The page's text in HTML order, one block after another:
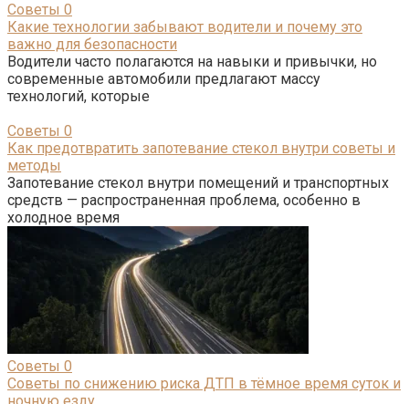
Советы 0
Какие технологии забывают водители и почему это
важно для безопасности
Водители часто полагаются на навыки и привычки, но
современные автомобили предлагают массу
технологий, которые
Советы 0
Как предотвратить запотевание стекол внутри советы и
методы
Запотевание стекол внутри помещений и транспортных
средств — распространенная проблема, особенно в
холодное время
Советы 0
Советы по снижению риска ДТП в тёмное время суток и